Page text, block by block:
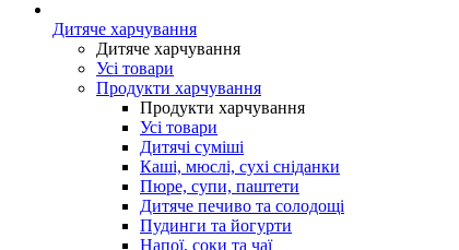
Дитяче харчування
Дитяче харчування
Усі товари
Продукти харчування
Продукти харчування
Усі товари
Дитячі суміші
Каші, мюслі, сухі сніданки
Пюре, супи, паштети
Дитяче печиво та солодощі
Пудинги та йогурти
Напої, соки та чаї